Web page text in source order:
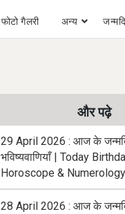
फोटो गैलरी अन्य
और पढ़े
29 April 2026 : आज के
भविष्यवाणियाँ | Today
Horoscope & Numerology
28 April 2026 : आज के